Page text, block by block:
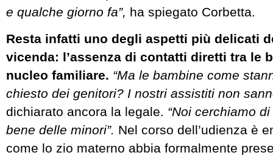
e qualche giorno fa”, ha spiegato Corbetta.
Resta infatti uno degli aspetti più delicati
vicenda: l’assenza di contatti diretti tra le
nucleo familiare. “Ma le bambine come
chiesto dei genitori? I nostri assistiti non
dichiarato ancora la legale. “Noi cerchiamo
bene delle minori”. Nel corso dell’udienza è
come lo zio materno abbia formalmente